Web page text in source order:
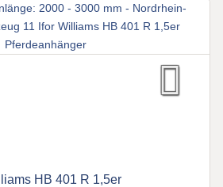
HB 401 R 1,5er